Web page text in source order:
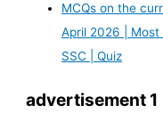
MCQs on the
April 2026 | Most
SSC | Quiz
advertisement 1